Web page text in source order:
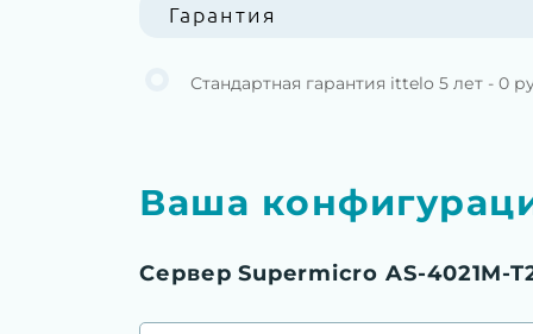
Гарантия
Стандартная гарантия ittelo 5 лет - 0
Ваша
Сервер Supermicro AS-4021M-